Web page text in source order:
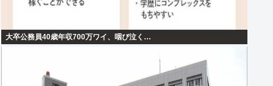
大卒公務員40歳年収700万ワイ、咽び泣く…